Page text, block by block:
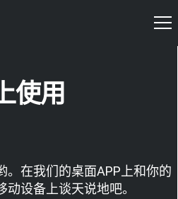
使用
。在我们的桌面APP上和你的
设备上谈天说地吧。